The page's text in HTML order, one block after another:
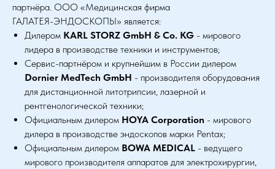
партнёра. ООО «Медицинская фирма
ГАЛАТЕЯ-ЭНДОСКОПЫ» является:
Дилером KARL STORZ GmbH & Co. KG - мирового
лидера в производстве техники и инструментов;
Сервис-партнёром и крупнейшим в России дилером
Dornier MedTech GmbH - производителя оборудования
для дистанционной литотрипсии, лазерной и
рентгенологической техники;
Официальным дилером HOYA Corporation - мирового
дилера в производстве эндоскопов марки Pentax;
Официальным дилером BOWA MEDICAL - ведущего
мирового производителя аппаратов для электрохирургии,